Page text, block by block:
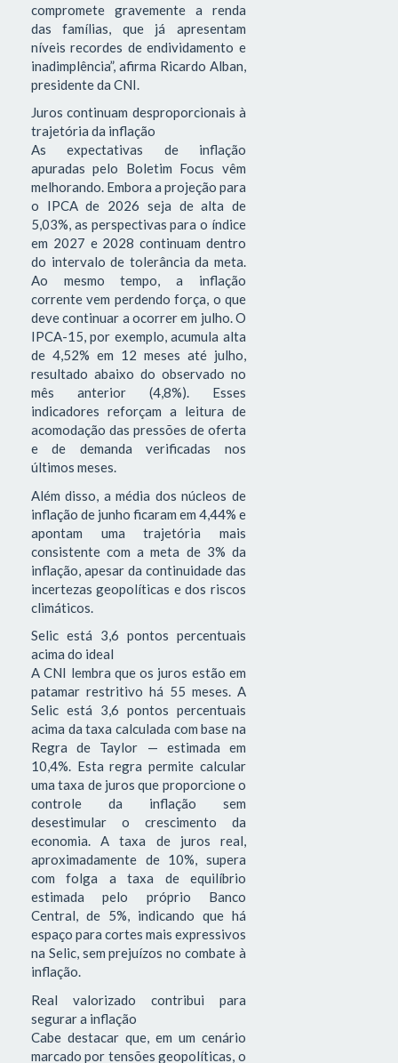
compromete gravemente a renda
das famílias, que já apresentam
níveis recordes de endividamento e
inadimplência”, afirma Ricardo Alban,
presidente da CNI.
Juros continuam desproporcionais à
trajetória da inflação
As expectativas de inflação
apuradas pelo Boletim Focus vêm
melhorando. Embora a projeção para
o IPCA de 2026 seja de alta de
5,03%, as perspectivas para o índice
em 2027 e 2028 continuam dentro
do intervalo de tolerância da meta.
Ao mesmo tempo, a inflação
corrente vem perdendo força, o que
deve continuar a ocorrer em julho. O
IPCA-15, por exemplo, acumula alta
de 4,52% em 12 meses até julho,
resultado abaixo do observado no
mês anterior (4,8%). Esses
indicadores reforçam a leitura de
acomodação das pressões de oferta
e de demanda verificadas nos
últimos meses.
Além disso, a média dos núcleos de
inflação de junho ficaram em 4,44% e
apontam uma trajetória mais
consistente com a meta de 3% da
inflação, apesar da continuidade das
incertezas geopolíticas e dos riscos
climáticos.
Selic está 3,6 pontos percentuais
acima do ideal
A CNI lembra que os juros estão em
patamar restritivo há 55 meses. A
Selic está 3,6 pontos percentuais
acima da taxa calculada com base na
Regra de Taylor — estimada em
10,4%. Esta regra permite calcular
uma taxa de juros que proporcione o
controle da inflação sem
desestimular o crescimento da
economia. A taxa de juros real,
aproximadamente de 10%, supera
com folga a taxa de equilíbrio
estimada pelo próprio Banco
Central, de 5%, indicando que há
espaço para cortes mais expressivos
na Selic, sem prejuízos no combate à
inflação.
Real valorizado contribui para
segurar a inflação
Cabe destacar que, em um cenário
marcado por tensões geopolíticas, o